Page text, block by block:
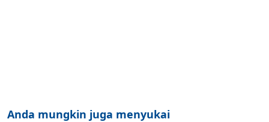
Anda mungkin juga menyukai